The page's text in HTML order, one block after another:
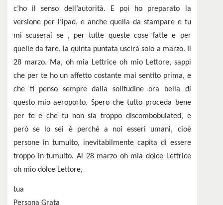
c’ho il senso dell’autorità. E poi ho preparato la
versione per l’ipad, e anche quella da stampare e tu
mi scuserai se , per tutte queste cose fatte e per
quelle da fare, la quinta puntata uscirà solo a marzo. Il
28 marzo. Ma, oh mia Lettrice oh mio Lettore, sappi
che per te ho un affetto costante mai sentito prima, e
che ti penso sempre dalla solitudine ora bella di
questo mio aeroporto. Spero che tutto proceda bene
per te e che tu non sia troppo discombobulated, e
però se lo sei è perché a noi esseri umani, cioè
persone in tumulto, inevitabilmente capita di essere
troppo in tumulto. Al 28 marzo oh mia dolce Lettrice
oh mio dolce Lettore,
tua
Persona Grata